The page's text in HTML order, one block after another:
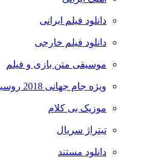
دانلود فیلم ایرانی
دانلود فیلم خارجی
موسیقی متن بازی و فیلم
ویژه جام جهانی 2018 روسیه
موزیک بی کلام
تیتراژ سریال
دانلود مستند